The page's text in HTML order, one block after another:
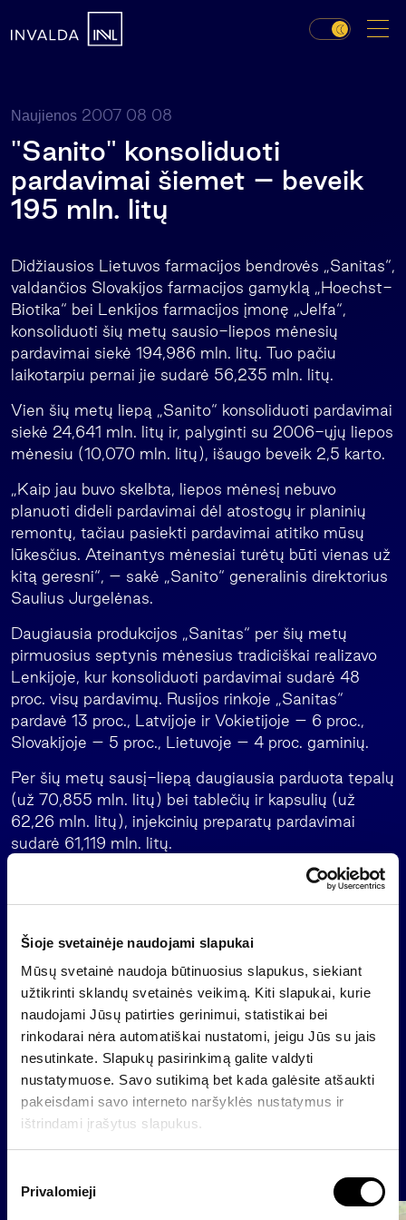
Šioje svetainėje naudojami slapukai
Mūsų svetainė naudoja būtinuosius slapukus, siekiant
užtikrinti sklandų svetainės veikimą. Kiti slapukai, kurie
naudojami Jūsų patirties gerinimui, statistikai bei
rinkodarai nėra automatiškai nustatomi, jeigu Jūs su jais
nesutinkate. Slapukų pasirinkimą galite valdyti
nustatymuose. Savo sutikimą bet kada galėsite atšaukti
pakeisdami savo interneto naršyklės nustatymus ir
ištrindami įrašytus slapukus.
Privalomieji
Naujienos 2007 08 08
"Sanito" konsoliduoti
pardavimai šiemet – beveik
195 mln. litų
Didžiausios Lietuvos farmacijos bendrovės „Sanitas“,
valdančios Slovakijos farmacijos gamyklą „Hoechst-
Biotika“ bei Lenkijos farmacijos įmonę „Jelfa“,
konsoliduoti šių metų sausio-liepos mėnesių
pardavimai siekė 194,986 mln. litų. Tuo pačiu
laikotarpiu pernai jie sudarė 56,235 mln. litų.
Vien šių metų liepą „Sanito“ konsoliduoti pardavimai
siekė 24,641 mln. litų ir, palyginti su 2006-ųjų liepos
mėnesiu (10,070 mln. litų), išaugo beveik 2,5 karto.
„Kaip jau buvo skelbta, liepos mėnesį nebuvo
planuoti dideli pardavimai dėl atostogų ir planinių
remontų, tačiau pasiekti pardavimai atitiko mūsų
lūkesčius. Ateinantys mėnesiai turėtų būti vienas už
kitą geresni“, – sakė „Sanito“ generalinis direktorius
Saulius Jurgelėnas.
Daugiausia produkcijos „Sanitas“ per šių metų
pirmuosius septynis mėnesius tradiciškai realizavo
Lenkijoje, kur konsoliduoti pardavimai sudarė 48
proc. visų pardavimų. Rusijos rinkoje „Sanitas“
pardavė 13 proc., Latvijoje ir Vokietijoje – 6 proc.,
Slovakijoje – 5 proc., Lietuvoje – 4 proc. gaminių.
Per šių metų sausį-liepą daugiausia parduota tepalų
(už 70,855 mln. litų) bei tablečių ir kapsulių (už
62,26 mln. litų), injekcinių preparatų pardavimai
sudarė 61,119 mln. litų.
Pagal liepos mėnesio pabaigoje patikslintas šių
metų „Sanito“ prognozes, bendrovė per šiuos metus
pelnas prieš palūkanas, mokesčius, amortizaciją ir
nusidėvėjimą (EBITDA), tikimasi, sieks 105,8 mln.
litų. Per 2007 metus „Sanito“ pardavimus tikimasi
augsiant iki 350 mln. litų.
Atgal